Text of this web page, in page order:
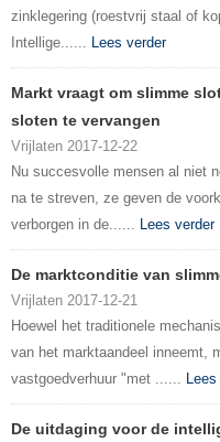
zinklegering (roestvrij staal of
Intellige...... Lees verder
Markt vraagt ​​om slimme
sloten te vervangen
Vrijlaten 2017-12-22
Nu succesvolle mensen al niet
na te streven, ze geven de
verborgen in de...... Lees verder
De marktconditie van
Vrijlaten 2017-12-21
Hoewel het traditionele
van het marktaandeel inneemt,
vastgoedverhuur "met ......
De uitdaging voor de